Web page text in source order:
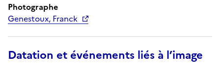
Photographe
Genestoux, Franck
Datation et événements liés à l’image